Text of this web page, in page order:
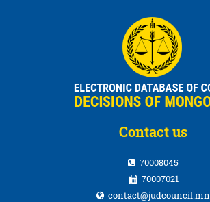
Contact us
70008045
70007021
contact@judcouncil.mn